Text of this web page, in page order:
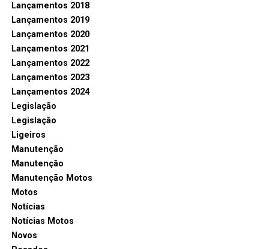
Lançamentos 2018
Lançamentos 2019
Lançamentos 2020
Lançamentos 2021
Lançamentos 2022
Lançamentos 2023
Lançamentos 2024
Legislação
Legislação
Ligeiros
Manutenção
Manutenção
Manutenção Motos
Motos
Notícias
Notícias Motos
Novos